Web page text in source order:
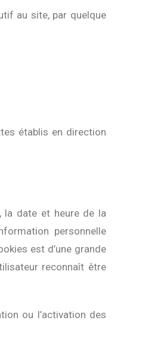
au site, par quelque
établis en direction
la date et heure de la
personnelle
est d’une grande
reconnaît être
ou l’activation des